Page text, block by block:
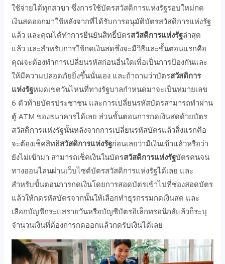
ใช้จ่ายได้ทุกสาขา ซึ่งการใช้บัตรสวัสดิการแห่งรัฐรอบใหม่กด
เงินสดออกมาใช้หลังจากที่ได้รับการอนุมัติบัตรสวัสดิการแห่งรัฐ
แล้ว และคุณได้ทำการยืนยันสิทธิ์บัตรสวัสดิการแห่งรัฐล่าสุด
แล้ว และสำหรับการใช้กดเงินสดซึ่งจะมีวิธีและขั้นตอนแรกคือ
คุณจะต้องทำการเปลี่ยนรหัสก่อนอื่นใดเพื่อเป็นการป้องกันและ
ให้มีความปลอดภัยยิ่งขึ้นนั่นเอง และถ้าถามว่าบัตรสวัสดิการ
แห่งรัฐหมดเขตวันไหนที่ทางรัฐบาลกำหนดมาจะเป็นหมายเลข
6 ตัวท้ายบัตรประชาชน และการเปลี่ยนรหัสบัตรสามารถทำผ่าน
ตู้ ATM ของธนาคารได้เลย ส่วนขั้นตอนการกดเงินสดด้วยบัตร
สวัสดิการแห่งรัฐนั้นหลังจากการเปลี่ยนรหัสบัตรแล้วสิ่งแรกคือ
จะต้องเช็คสิทธิสวัสดิการแห่งรัฐก่อนเลยว่ามีเงินเข้าแล้วหรือว่า
ยังไม่เข้ามา สามารถเช็คเงินในบัตรสวัสดิการแห่งรัฐบัตรคนจน
ทางออนไลนผ่านเว็บไซต์บัตรสวัสดิการแห่งรัฐได้เลย และ
สำหรับขั้นตอนการกดเงินโดยการสอดบัตรเข้าไปที่ช่องสอดบัตร
แล้วให้กดรหัสบัตรจากนั้นให้เลือกทำธุรกรรมกดเงินสด และ
เลือกบัญชีกระแสรายวันหรือบัญชีบัตรอิเล็กทรอนิกส์แล้วก็ระบุ
จำนวนเงินที่ต้องการกดออกแล้วกดรับเงินได้เลย